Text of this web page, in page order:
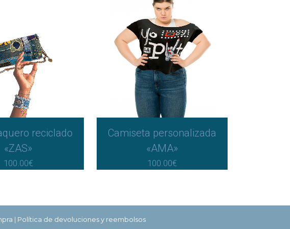
reciclado
«ZAS»
100.00€
Camiseta personalizada
«AMA»
100.00€
| Política de devoluciones y reembolsos